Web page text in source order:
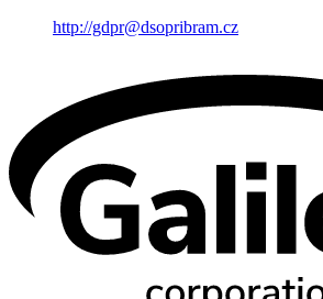
http://gdpr@dsopribram.cz